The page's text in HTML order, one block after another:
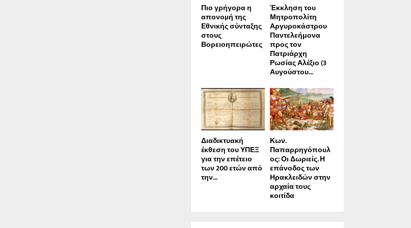
Πιο γρήγορα η
απονοµή της
Εθνικής σύνταξης
στους
Βορειοηπειρώτες
Έκκληση του
Μητροπολίτη
Αργυροκάστρου
Παντελεήμονα
προς τον
Πατριάρχη
Ρωσίας Αλέξιο (3
Αυγούστου...
Διαδικτυακή
έκθεση του ΥΠΕΞ
για την επέτειο
των 200 ετών από
την...
Κων.
Παπαρρηγόπουλ
ος: Οι Δωριείς. Η
επάνοδος των
Ηρακλειδών στην
αρχαία τους
κοιτίδα